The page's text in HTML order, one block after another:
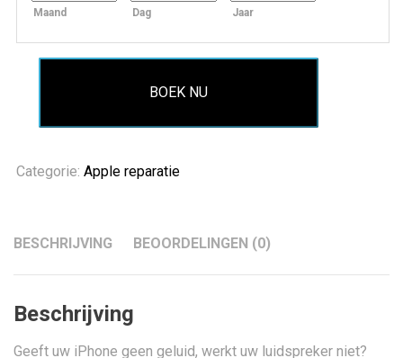
Maand Dag Jaar
BOEK NU
Categorie: Apple reparatie
BESCHRIJVING BEOORDELINGEN (0)
Beschrijving
Geeft uw iPhone geen geluid, werkt uw luidspreker niet?